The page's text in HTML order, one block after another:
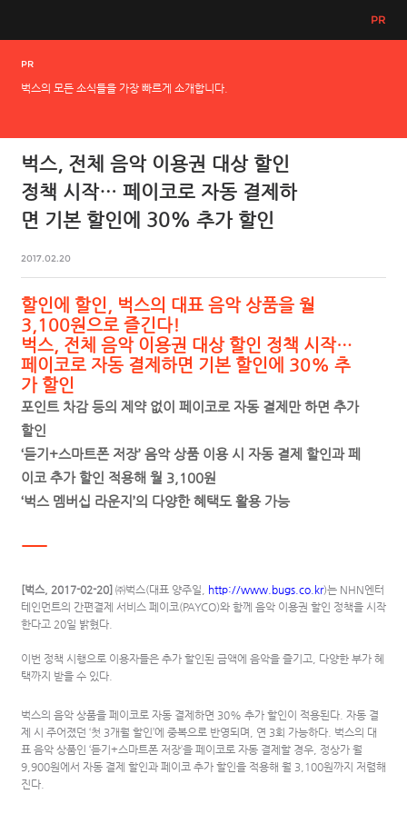
PR
PR
벅스의 모든 소식들을 가장 빠르게 소개합니다.
벅스, 전체 음악 이용권 대상 할인
정책 시작… 페이코로 자동 결제하
면 기본 할인에 30% 추가 할인
2017.02.20
할인에 할인
벅스의 대표 음악 상품을 월
3,100원으로 즐긴다!
벅스 전체 음악 이용권 대상 할인 정책 시작…
페이코로 자동 결제하면 기본 할인에 30% 추
가 할인
포인트 차감 등의 제약 없이 페이코로 자동 결제만 하면 추가
할인
‘듣기 +스마트폰 저장’ 음악 상품 이용 시 자동 결제 할인과 페
이코 추가 할인 적용해 월 3,100원
‘벅스 멤버십 라운지 ’의 다양한 혜택도 활용 가능
ㅡ
[벅스, 2017-02-20] ㈜벅스(대표 양주일 http://www.bugs.co.kr)는 NHN엔터
테인먼트의 간편결제 서비스 페이코(PAYCO)와 함께 음악 이용권 할인 정책을 시작
한다고 20일 밝혔다
이번 정책 시행으로 이용자들은 추가 할인된 금액에 음악을 즐기고 다양한 부가 혜
택까지 받을 수 있다
벅스의 음악 상품을 페이코로 자동 결제하면 30% 추가 할인이 적용된다 자동 결
제 시 주어졌던 ‘첫 3개월 할인’에 중복으로 반영되며 연 3회 가능하다 벅스의 대
표 음악 상품인 ‘듣기 +스마트폰 저장’을 페이코로 자동 결제할 경우 정상가 월
9,900원에서 자동 결제 할인과 페이코 추가 할인을 적용해 월 3,100원까지 저렴해
진다